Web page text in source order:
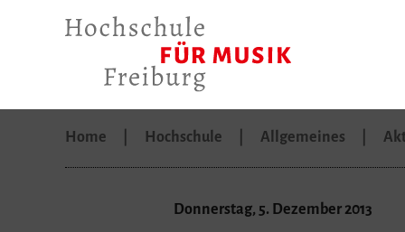
Home Hochschule Allgemeines
Donnerstag, 5. Dezember 2013